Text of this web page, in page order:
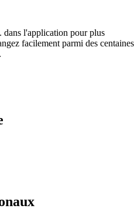
l'application pour plus
facilement parmi des centaines